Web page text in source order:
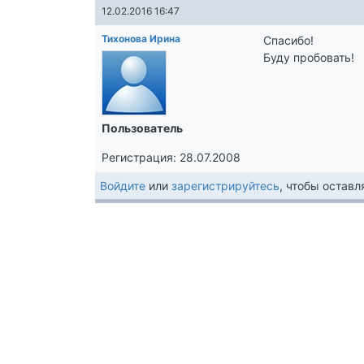
12.02.2016 16:47
Тихонова Ирина
Пользователь
Регистрация: 28.07.2008
Спасибо!
Буду пробовать!
Войдите или зарегистрируйтесь, чтобы